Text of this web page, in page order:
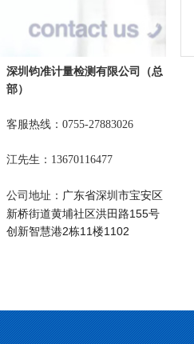
深圳钧准计量检测有限公司
（总
部）
客服热线：0755-27883026
江先生：13670116477
公司地址： 广东省深圳市宝安区
新桥街道黄埔社区洪田路155号
创新智慧港2栋11楼1102